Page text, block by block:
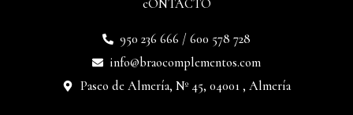
cONTACTO
950 236 666 / 600 578 728
info@braocomplementos.com
Paseo de Almería, Nº 45, 04001 , Almería